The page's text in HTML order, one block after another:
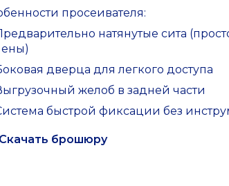
просеивателя:
натянутые сита
дверца для легкого доступа
желоб в задней части
быстрой фиксации без
брошюру